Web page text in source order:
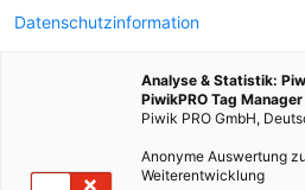
Datenschutzinformation
Analyse & Statistik:
PiwikPRO Tag Manager
Piwik PRO GmbH,
Anonyme Auswertung
Weiterentwicklung